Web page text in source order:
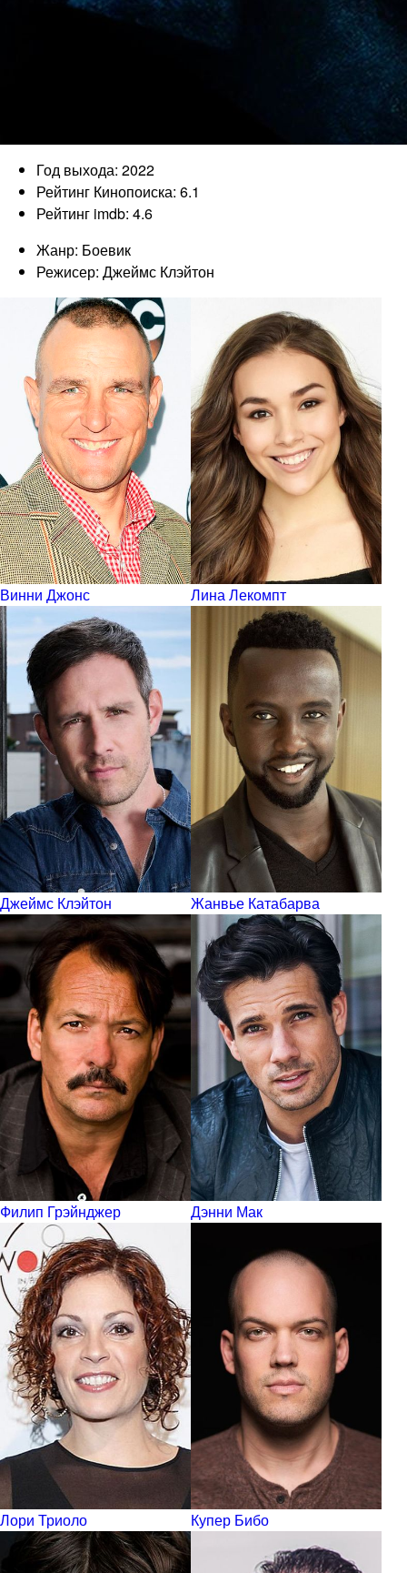
Год выхода: 2022
Рейтинг Кинопоиска: 6.1
Рейтинг imdb: 4.6
Жанр: Боевик
Режисер: Джеймс Клэйтон
Винни Джонс Лина Лекомпт
Джеймс Клэйтон Жанвье Катабарва
Филип Грэйнджер Дэнни Мак
Лори Триоло Купер Бибо